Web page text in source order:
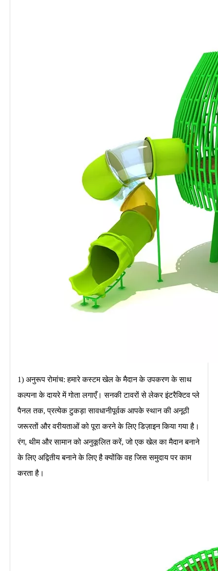
1) अनुरूप रोमांच: हमारे कस्टम खेल के मैदान के उपकरण के साथ
कल्पना के दायरे में गोता लगाएँ। सनकी टावरों से लेकर इंटरैक्टिव प्ले
पैनल तक, प्रत्येक टुकड़ा सावधानीपूर्वक आपके स्थान की अनूठी
जरूरतों और वरीयताओं को पूरा करने के लिए डिज़ाइन किया गया है।
रंग, थीम और सामान को अनुकूलित करें, जो एक खेल का मैदान बनाने
के लिए अद्वितीय बनाने के लिए है क्योंकि वह जिस समुदाय पर काम
करता है।